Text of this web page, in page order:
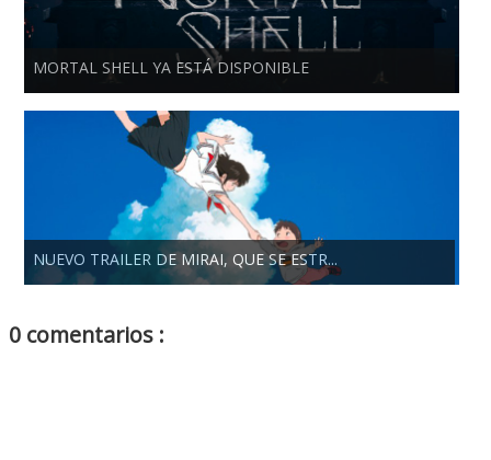
MORTAL SHELL YA ESTÁ DISPONIBLE
NUEVO TRAILER DE MIRAI, QUE SE ESTR...
0 comentarios :